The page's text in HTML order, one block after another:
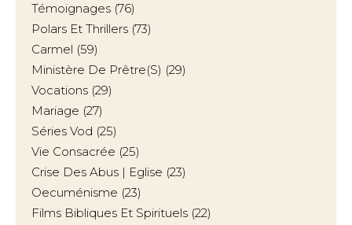
Témoignages (76)
Polars Et Thrillers (73)
Carmel (59)
Ministère De Prêtre(s) (29)
Vocations (29)
Mariage (27)
Séries Vod (25)
Vie Consacrée (25)
Crise Des Abus | Eglise (23)
Oecuménisme (23)
Films Bibliques Et Spirituels (22)